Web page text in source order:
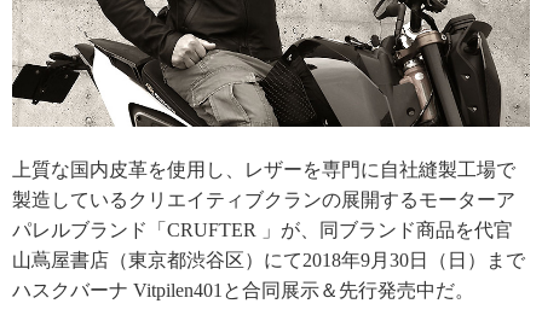
上質な国内皮革を使用し、レザーを専門に自社縫製工場で
製造しているクリエイティブクランの展開するモーターア
パレルブランド「CRUFTER 」が、同ブランド商品を代官
山蔦屋書店（東京都渋谷区）にて2018年9月30日（日）まで
ハスクバーナ Vitpilen401と合同展示＆先行発売中だ。